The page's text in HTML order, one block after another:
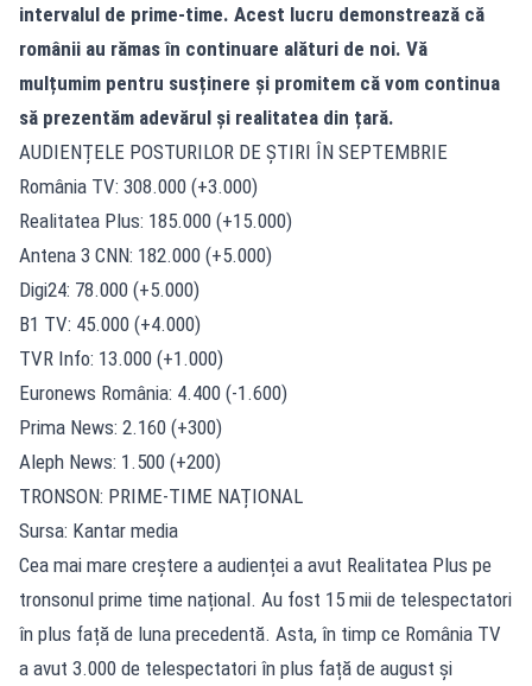
intervalul de prime-time. Acest lucru demonstrează că
românii au rămas în continuare alături de noi. Vă
mulțumim pentru susținere și promitem că vom continua
să prezentăm adevărul și realitatea din țară.
AUDIENȚELE POSTURILOR DE ȘTIRI ÎN SEPTEMBRIE
România TV: 308.000 (+3.000)
Realitatea Plus: 185.000 (+15.000)
Antena 3 CNN: 182.000 (+5.000)
Digi24: 78.000 (+5.000)
B1 TV: 45.000 (+4.000)
TVR Info: 13.000 (+1.000)
Euronews România: 4.400 (-1.600)
Prima News: 2.160 (+300)
Aleph News: 1.500 (+200)
TRONSON: PRIME-TIME NAȚIONAL
Sursa: Kantar media
Cea mai mare creștere a audienței a avut Realitatea Plus pe
tronsonul prime time național. Au fost 15 mii de telespectatori
în plus față de luna precedentă. Asta, în timp ce România TV
a avut 3.000 de telespectatori în plus față de august și